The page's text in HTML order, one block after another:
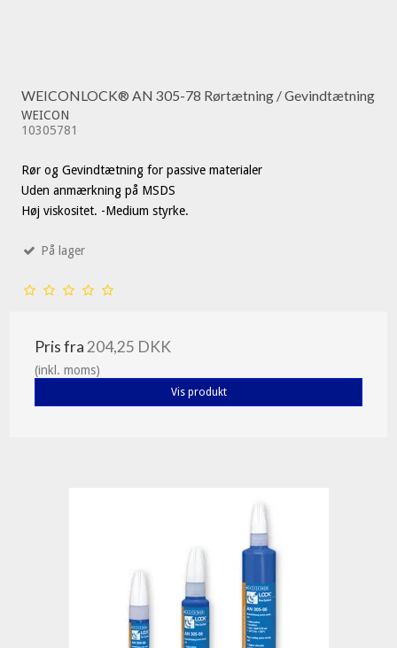
WEICONLOCK® AN 305-78 Rørtætning / Gevindtætning
WEICON
10305781
Rør og Gevindtætning for passive materialer
Uden anmærkning på MSDS
Høj viskositet. -Medium styrke.
På lager
Pris fra 204,25 DKK
(inkl. moms)
Vis produkt